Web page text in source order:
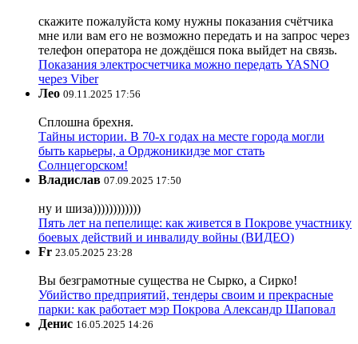
скажите пожалуйста кому нужны показания счётчика
мне или вам его не возможно передать и на запрос через
телефон оператора не дождёшся пока выйдет на связь.
Показания электросчетчика можно передать YASNO
через Viber
Лео 09.11.2025 17:56
Сплошна брехня.
Тайны истории. В 70-х годах на месте города могли
быть карьеры, а Орджоникидзе мог стать
Солнцегорском!
Владислав 07.09.2025 17:50
ну и шиза))))))))))))
Пять лет на пепелище: как живется в Покрове участнику
боевых действий и инвалиду войны (ВИДЕО)
Fr 23.05.2025 23:28
Вы безграмотные существа не Сырко, а Сирко!
Убийство предприятий, тендеры своим и прекрасные
парки: как работает мэр Покрова Александр Шаповал
Денис 16.05.2025 14:26